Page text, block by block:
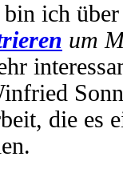
bin ich
um
die es